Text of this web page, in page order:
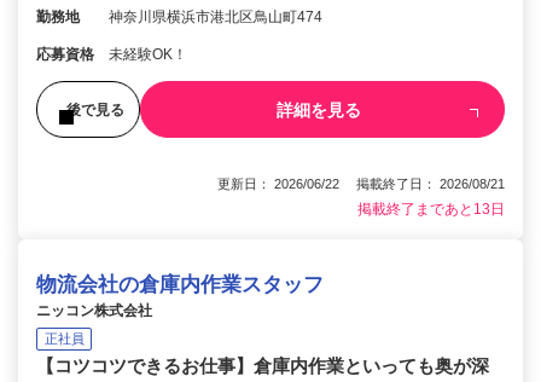
勤務地 神奈川県横浜市港北区鳥山町474
応募資格 未経験OK！
後で見る 詳細を見る
更新日： 2026/06/22 掲載終了日： 2026/08/21
掲載終了まであと13日
物流会社の倉庫内作業スタッフ
ニッコン株式会社
正社員
【コツコツできるお仕事】倉庫内作業といっても奥が深